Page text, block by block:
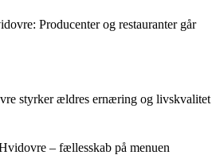
Producenter og restauranter går
styrker ældres ernæring og livskvalitet
– fællesskab på menuen